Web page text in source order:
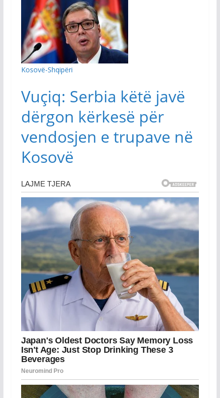
Kosovë-Shqipëri
Vuçiq: Serbia këtë javë
dërgon kërkesë për
vendosjen e trupave në
Kosovë